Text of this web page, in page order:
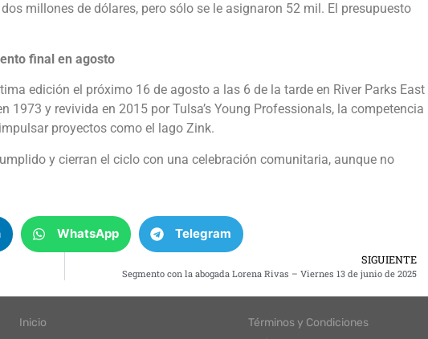
millones de dólares, pero sólo se le asignaron 52 mil. El presupuesto
final en agosto
edición el próximo 16 de agosto a las 6 de la tarde en River Parks East
1973 y revivida en 2015 por Tulsa’s Young Professionals, la competencia
proyectos como el lago Zink.
y cierran el ciclo con una celebración comunitaria, aunque no
WhatsApp Telegram
SIGUIENTE
Segmento con la abogada Lorena Rivas – Viernes 13 de junio de 2025
Inicio
Términos y Condiciones